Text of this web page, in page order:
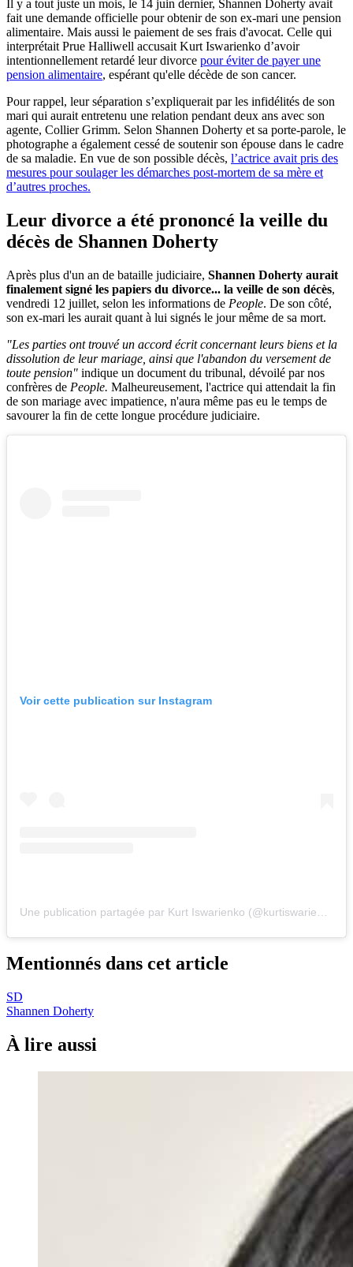
Il y a tout juste un mois, le 14 juin dernier, Shannen Doherty avait
fait une demande officielle pour obtenir de son ex-mari une pension
alimentaire. Mais aussi le paiement de ses frais d'avocat. Celle qui
interprétait Prue Halliwell accusait Kurt Iswarienko d’avoir
intentionnellement retardé leur divorce pour éviter de payer une
pension alimentaire, espérant qu'elle décède de son cancer.
Pour rappel, leur séparation s’expliquerait par les infidélités de son
mari qui aurait entretenu une relation pendant deux ans avec son
agente, Collier Grimm. Selon Shannen Doherty et sa porte-parole, le
photographe a également cessé de soutenir son épouse dans le cadre
de sa maladie. En vue de son possible décès, l’actrice avait pris des
mesures pour soulager les démarches post-mortem de sa mère et
d’autres proches.
Leur divorce a été prononcé la veille du
décès de Shannen Doherty
Après plus d'un an de bataille judiciaire, Shannen Doherty aurait
finalement signé les papiers du divorce... la veille de son décès,
vendredi 12 juillet, selon les informations de People. De son côté,
son ex-mari les aurait quant à lui signés le jour même de sa mort.
"Les parties ont trouvé un accord écrit concernant leurs biens et la
dissolution de leur mariage, ainsi que l'abandon du versement de
toute pension" indique un document du tribunal, dévoilé par nos
confrères de People. Malheureusement, l'actrice qui attendait la fin
de son mariage avec impatience, n'aura même pas eu le temps de
savourer la fin de cette longue procédure judiciaire.
Voir cette publication sur Instagram
Une publication partagée par Kurt Iswarienko (@kurtiswarienko)
Mentionnés dans cet article
SD
Shannen Doherty
À lire aussi